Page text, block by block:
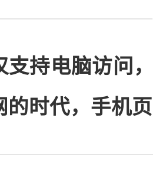
支持电脑访问
的时代，手机